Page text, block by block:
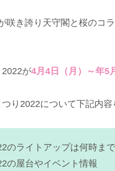
咲き誇り天守閣と桜のコ
が4月4日（月）～年5
り2022について下記内容
ライトアップは何時まで
の屋台やイベント情報